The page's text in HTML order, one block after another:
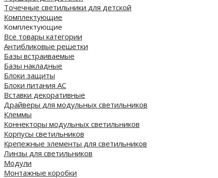
Точечные светильники для детской
Комплектующие
Комплектующие
Все товары категории
Антибликовые решетки
Базы встраиваемые
Базы накладные
Блоки защиты
Блоки питания AC
Вставки декоративные
Драйверы для модульных светильников
Клеммы
Коннекторы модульных светильников
Корпусы светильников
Крепежные элементы для светильников
Линзы для светильников
Модули
Монтажные коробки